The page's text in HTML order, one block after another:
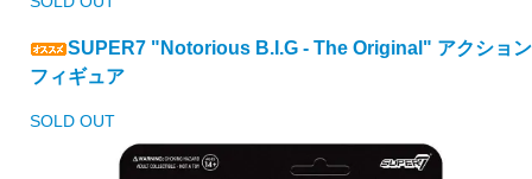
SUPER7 "Notorious B.I.G - The Original" アクション
フィギュア
SOLD OUT